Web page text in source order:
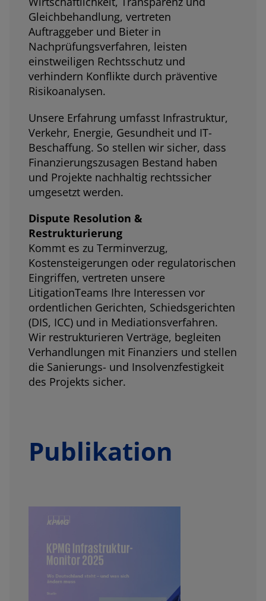
Gleichbehandlung, vertreten
Auftraggeber und Bieter in
Nachprüfungsverfahren, leisten
einstweiligen Rechtsschutz und
verhindern Konflikte durch präventive
Risikoanalysen.
Unsere Erfahrung umfasst Infrastruktur,
Verkehr, Energie, Gesundheit und IT-
Beschaffung. So stellen wir sicher, dass
Finanzierungszusagen Bestand haben
und Projekte nachhaltig rechtssicher
umgesetzt werden.
Dispute Resolution &
Restrukturierung
Kommt es zu Terminverzug,
Kostensteigerungen oder regulatorischen
Eingriffen, vertreten unsere
LitigationTeams Ihre Interessen vor
ordentlichen Gerichten, Schiedsgerichten
(DIS, ICC) und in Mediationsverfahren.
Wir restrukturieren Verträge, begleiten
Verhandlungen mit Finanziers und stellen
die Sanierungs- und Insolvenzfestigkeit
des Projekts sicher.
Publikation